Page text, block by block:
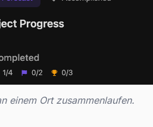
einem Ort zusammenlaufen.